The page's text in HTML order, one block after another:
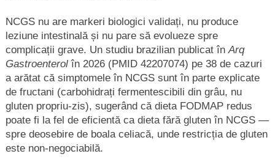
NCGS nu are markeri biologici validați, nu produce
leziune intestinală și nu pare să evolueze spre
complicații grave. Un studiu brazilian publicat în Arq
Gastroenterolîn 2026 (PMID 42207074) pe 38 de cazuri
a arătat că simptomele în NCGS sunt în parte explicate
de fructani (carbohidrați fermentescibili din grâu, nu
gluten propriu-zis), sugerând că dieta FODMAP redus
poate fi la fel de eficientă ca dieta fără gluten în NCGS —
spre deosebire de boala celiacă, unde restricția de gluten
este non-negociabilă.